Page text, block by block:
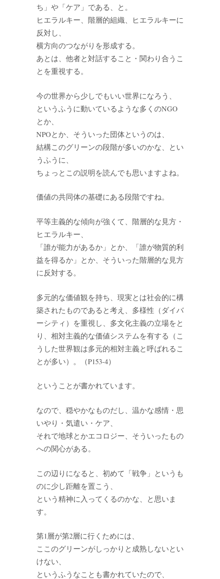
ち」や「ケア」である、と。
ヒエラルキー、階層的組織、ヒエラルキーに
反対し、
横方向のつながりを形成する。
あとは、他者と対話すること・関わり合うこ
とを重視する。
今の世界から少しでもいい世界になろう、
というふうに動いているような多くのNGO
とか、
NPOとか、そういった団体というのは、
結構このグリーンの段階が多いのかな、とい
うふうに、
ちょっとこの説明を読んでも思いますよね。
価値の共同体の基礎にある段階ですね。
平等主義的な傾向が強くて、階層的な見方・
ヒエラルキー、
「誰が能力があるか」とか、「誰が物質的利
益を得るか」とか、そういった階層的な見方
に反対する。
多元的な価値観を持ち、現実とは社会的に構
築されたものであると考え、多様性（ダイバ
ーシティ）を重視し、多文化主義の立場をと
り、相対主義的な価値システムを有する（こ
うした世界観は多元的相対主義と呼ばれるこ
とが多い）。（P153-4）
ということが書かれています。
なので、穏やかなものだし、温かな感情・思
いやり・気遣い・ケア、
それで地球とかエコロジー、そういったもの
への関心がある。
この辺りになると、初めて「戦争」というも
のに少し距離を置こう、
という精神に入ってくるのかな、と思いま
す。
第1層が第2層に行くためには、
ここのグリーンがしっかりと成熟しないとい
けない、
というふうなことも書かれていたので、